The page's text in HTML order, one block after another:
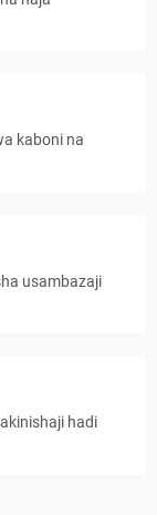
kaboni na
usambazaji
hadi